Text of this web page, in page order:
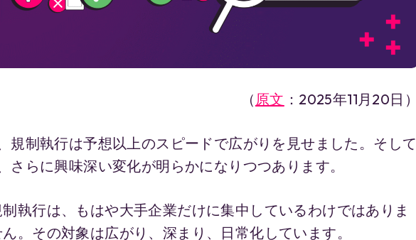
（ 原文 ：2025年11月20日）
規制執行は予想以上のスピードで広がりを見せました。そして
さらに興味深い変化が明らかになりつつあります。
制執行は、もはや大手企業だけに集中しているわけではありま
。その対象は広がり、深まり、日常化しています。